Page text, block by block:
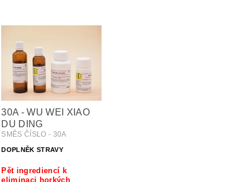
30A - WU WEI XIAO
DU DING
SMĚS ČÍSLO - 30A
DOPLNĚK STRAVY
Pět ingrediencí k
eliminaci horkých